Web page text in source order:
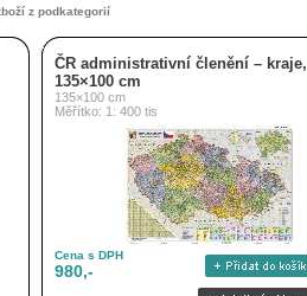
z podkategorií
ČR administrativní členění – kraje,
135×100 cm
135×100 cm
Měřítko: 1: 400 tis
Cena s DPH
980,-